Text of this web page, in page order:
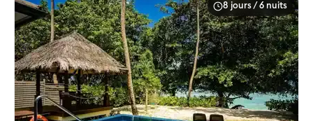
8 jours / 6 nuits